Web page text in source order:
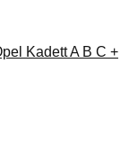
Kadett A B C +